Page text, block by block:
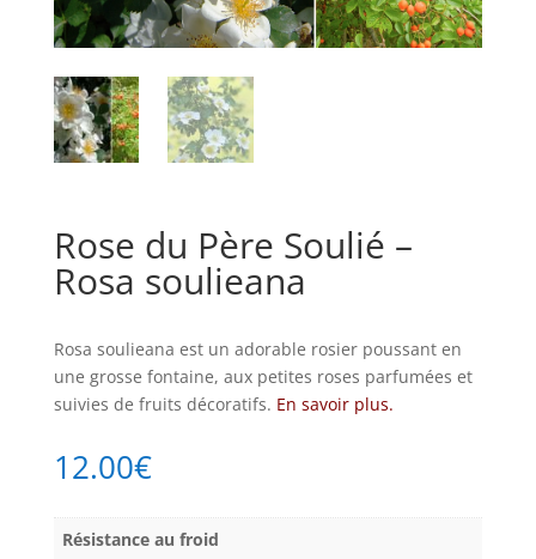
Rose du Père Soulié –
Rosa soulieana
Rosa soulieana est un adorable rosier poussant en
une grosse fontaine, aux petites roses parfumées et
suivies de fruits décoratifs. En savoir plus.
12.00€
Résistance au froid